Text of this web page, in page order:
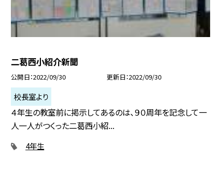
二葛西小紹介新聞
公開日 2022/09/30 更新日 2022/09/30
校長室より
４年生の教室前に掲示してあるのは、９０周年を記念して一
人一人がつくった二葛西小紹...
4年生